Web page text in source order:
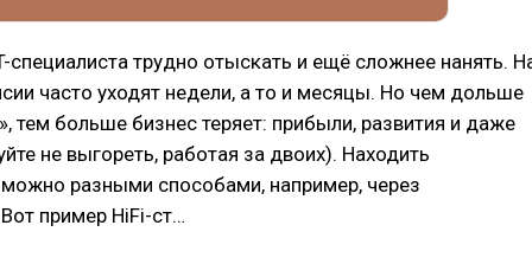
специалиста трудно отыскать и ещё сложнее нанять.
часто уходят недели, а то и месяцы. Но чем дольше
тем больше бизнес теряет: прибыли, развития и даже
не выгореть, работая за двоих). Находить
разными способами, например, через
пример HiFi-ст…